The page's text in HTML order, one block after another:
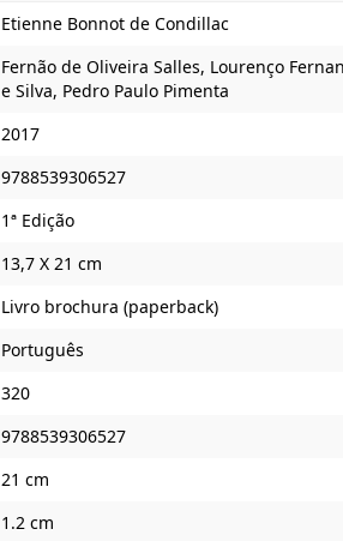
Etienne Bonnot de Condillac
Fernão de Oliveira Salles, Lourenço
e Silva, Pedro Paulo Pimenta
2017
9788539306527
1ª Edição
13,7 X 21 cm
Livro brochura (paperback)
Português
320
9788539306527
21 cm
1.2 cm